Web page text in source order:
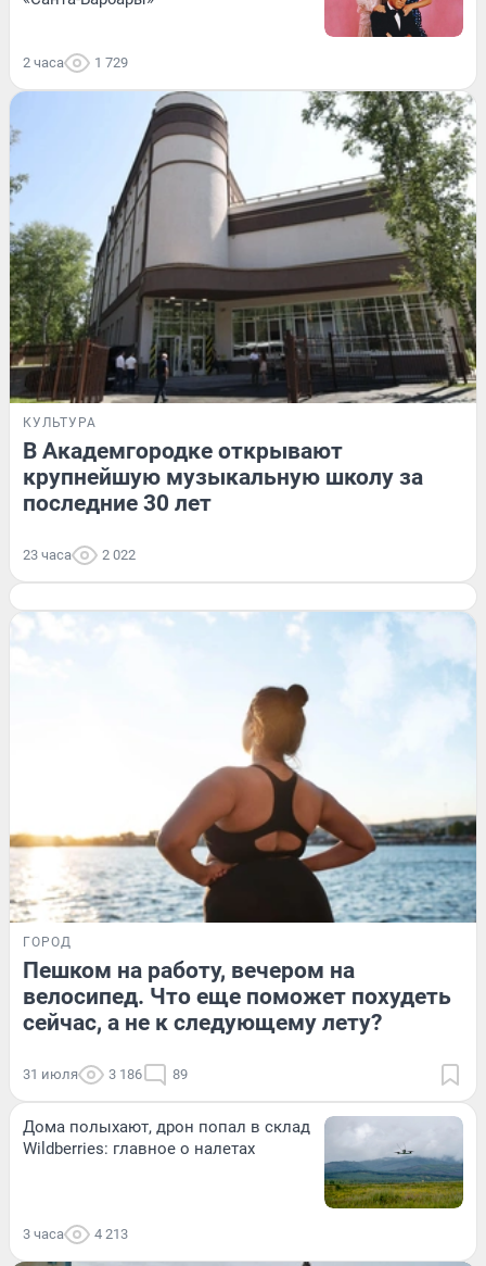
2 часа 1 729
КУЛЬТУРА
В Академгородке открывают
крупнейшую музыкальную школу за
последние 30 лет
23 часа 2 022
ГОРОД
Пешком на работу, вечером на
велосипед. Что еще поможет похудеть
сейчас, а не к следующему лету?
31 июля 3 186 89
Дома полыхают, дрон попал в склад
Wildberries: главное о налетах
3 часа 4 213